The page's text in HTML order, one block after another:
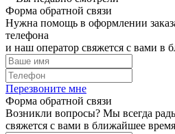
Форма обратной связи
Нужна помощь в оформлении
телефона
и наш оператор свяжется с вами в
Перезвоните мне
Форма обратной связи
Возникли вопросы? Мы всегда
свяжется с вами в ближайшее